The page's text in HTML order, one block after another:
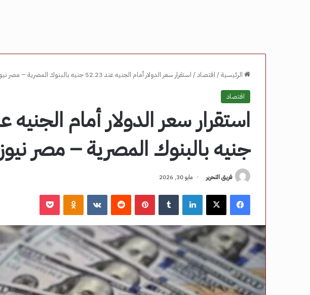
الرئيسية/ اقتصاد/ استقرار سعر الدولار أمام الجنيه عند 52.23 جنيه بالبنوك المصرية – مصر نيوز
اقتصاد
جنيه بالبنوك المصرية – مصر نيوز
فريق التحرير مايو 30, 2026
فيسبوك ‫X لينكدإن بينتيريست ‏VKontakte